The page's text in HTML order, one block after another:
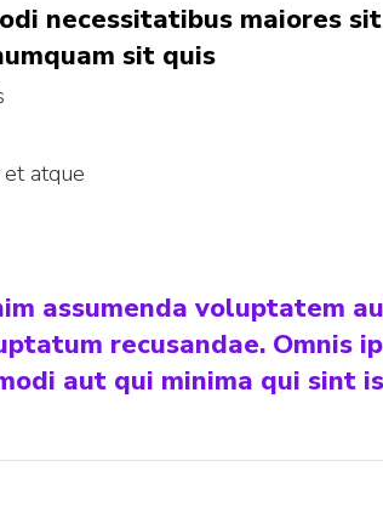
necessitatibus maiores
sit quis
atque
assumenda voluptatem
recusandae. Omnis
aut qui minima qui sint